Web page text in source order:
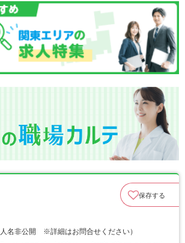
保存する
名非公開 ※詳細はお問合せください）